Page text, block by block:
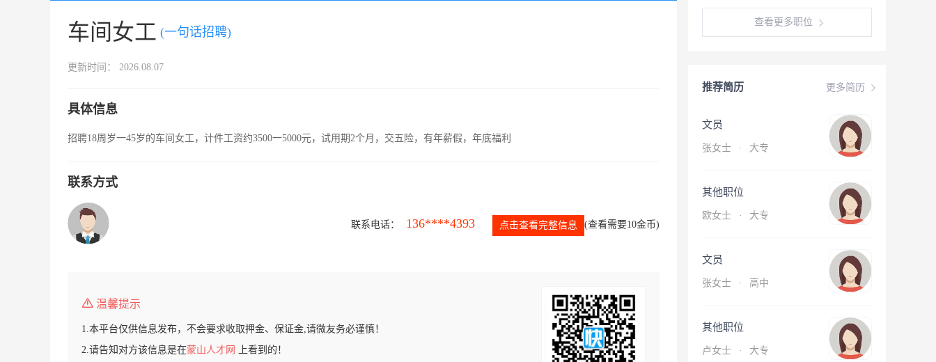
车间女工 (一句话招聘)
更新时间： 2026.08.07
具体信息
招聘18周岁一45岁的车间女工，计件工资约3500一5000元，试用期2个月，交五险，有年薪假，年底福利
联系方式
联系电话： 136****4393 点击查看完整信息 (查看需要10金币)
温馨提示
1.本平台仅供信息发布，不会要求收取押金、保证金,请微友务必谨慎！
2.请告知对方该信息是在蒙山人才网
上看到的！
查看更多职位
更多简历
推荐简历
文员
张女士 · 大专
其他职位
欧女士 · 大专
文员
张女士 · 高中
其他职位
卢女士 · 大专